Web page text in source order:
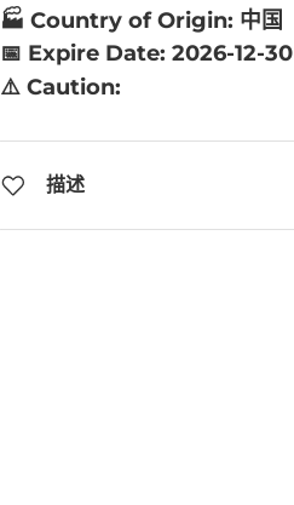
🏭 Country of Origin: 中国
📅 Expire Date: 2026-12-30
⚠️ Caution:
描述